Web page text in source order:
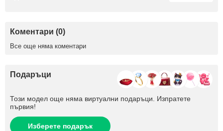
Коментари (0)
Все още няма коментари
Подаръци
Този модел още няма виртуални подаръци. Изпратете
първия!
Изберете подарък